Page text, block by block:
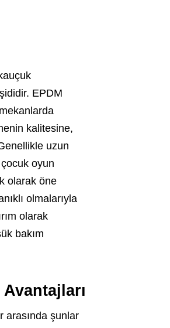
EPDM
kalitesine,
uzun
oyun
olarak öne
olmalarıyla
olarak
bakım
arasında şunlar